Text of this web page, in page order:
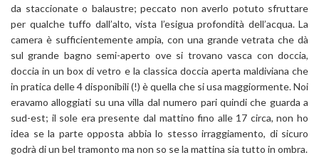
da staccionate o balaustre; peccato non averlo potuto sfruttare
per qualche tuffo dall’alto, vista l’esigua profondità dell’acqua. La
camera è sufficientemente ampia, con una grande vetrata che dà
sul grande bagno semi-aperto ove si trovano vasca con doccia,
doccia in un box di vetro e la classica doccia aperta maldiviana che
in pratica delle 4 disponibili (!) è quella che si usa maggiormente. Noi
eravamo alloggiati su una villa dal numero pari quindi che guarda a
sud-est; il sole era presente dal mattino fino alle 17 circa, non ho
idea se la parte opposta abbia lo stesso irraggiamento, di sicuro
godrà di un bel tramonto ma non so se la mattina sia tutto in ombra.